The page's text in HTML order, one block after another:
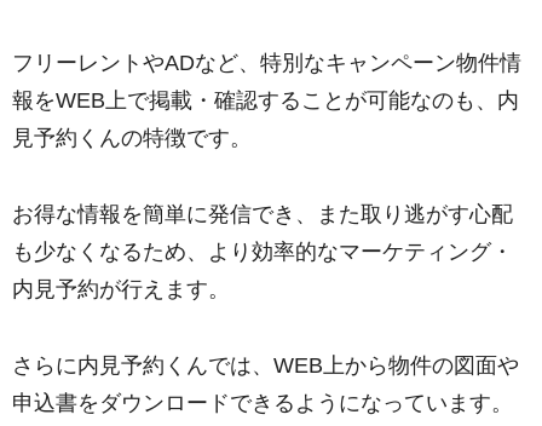
フリーレントやADなど、特別なキャンペーン物件情
報をWEB上で掲載・確認することが可能なのも、内
見予約くんの特徴です。
お得な情報を簡単に発信でき、また取り逃がす心配
も少なくなるため、より効率的なマーケティング・
内見予約が行えます。
さらに内見予約くんでは、WEB上から物件の図面や
申込書をダウンロードできるようになっています。